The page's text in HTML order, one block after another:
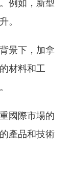
例如，新型
。
景下，加拿
材料和工
國際市場的
產品和技術